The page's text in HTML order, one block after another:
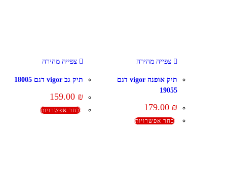
צפייה מהירה
תיק אופנה vigor דגם
19055
179.00 ₪
בחר אפשרויות
צפייה מהירה
תיק גב vigor דגם 18005
159.00 ₪
בחר אפשרויות